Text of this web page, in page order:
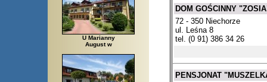
U Marianny
August w
DOM GOŚCINNY
72 - 350 Niechorze
ul. Leśna 8
tel. (0 91) 386 34 26
PENSJONAT